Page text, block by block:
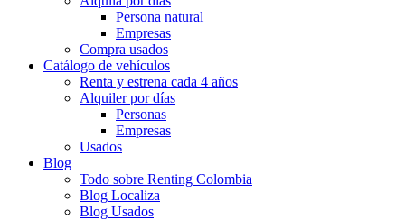
Persona natural
Empresas
Compra usados
Catálogo de vehículos
Renta y estrena cada 4 años
Alquiler por días
Personas
Empresas
Usados
Blog
Todo sobre Renting Colombia
Blog Localiza
Blog Usados